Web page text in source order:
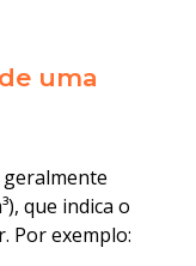
uma
geralmente
que indica o
Por exemplo: